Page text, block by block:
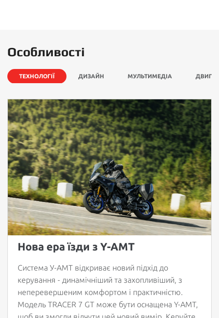
Особливості
ТЕХНОЛОГІЇ ДИЗАЙН МУЛЬТИМЕДІА
Нова ера їзди з Y-АМТ
Система У-АМТ відкриває новий підхід до
керування - динамічніший та захопливіший, з
неперевершеним комфортом і практичністю.
Модель TRACER 7 GT може бути оснащена Y-АМТ,